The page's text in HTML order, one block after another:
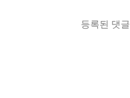
등록된 댓